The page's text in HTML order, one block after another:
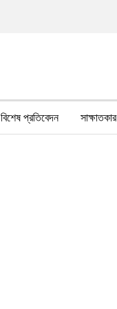
বিশেষ প্রতিবেদন সাক্ষাতকার